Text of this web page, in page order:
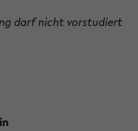
darf nicht vorstudiert